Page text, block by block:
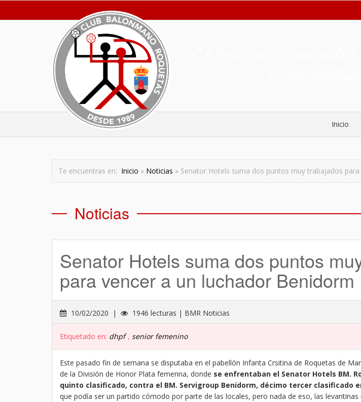
Inicio
Te encuentras en: Inicio » Noticias » Senator Hotels suma dos puntos muy trabajados
Noticias
Senator Hotels suma dos puntos
para vencer a un luchador Benidorm
10/02/2020 | 1946 lecturas | BMR Noticias
Etiquetado en: dhpf , senior femenino
Este pasado fin de semana se disputaba en el pabellón Infanta Crsitina de Roquetas de
de la División de Honor Plata femenna, donde se enfrentaban el Senator Hotels BM.
quinto clasificado, contra el BM. Servigroup Benidorm, décimo tercer clasificado
que podía ser un partido cómodo por parte de las locales, pero nada de eso, las